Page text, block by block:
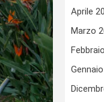
Aprile
Marzo